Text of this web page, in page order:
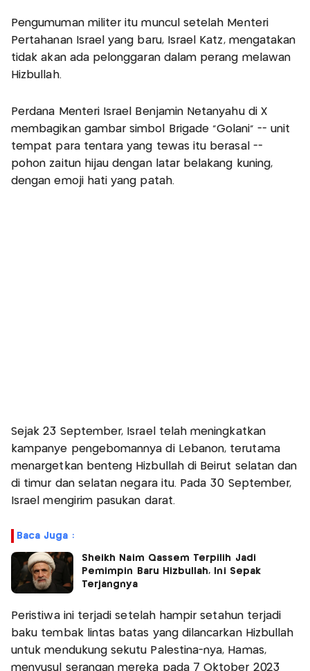
Pengumuman militer itu muncul setelah Menteri
Pertahanan Israel yang baru, Israel Katz, mengatakan
tidak akan ada pelonggaran dalam perang melawan
Hizbullah.
Perdana Menteri Israel Benjamin Netanyahu di X
membagikan gambar simbol Brigade "Golani" -- unit
tempat para tentara yang tewas itu berasal --
pohon zaitun hijau dengan latar belakang kuning,
dengan emoji hati yang patah.
Sejak 23 September, Israel telah meningkatkan
kampanye pengebomannya di Lebanon, terutama
menargetkan benteng Hizbullah di Beirut selatan dan
di timur dan selatan negara itu. Pada 30 September,
Israel mengirim pasukan darat.
Baca Juga :
Sheikh Naim Qassem Terpilih Jadi
Pemimpin Baru Hizbullah, Ini Sepak
Terjangnya
Peristiwa ini terjadi setelah hampir setahun terjadi
baku tembak lintas batas yang dilancarkan Hizbullah
untuk mendukung sekutu Palestina-nya, Hamas,
menyusul serangan mereka pada 7 Oktober 2023